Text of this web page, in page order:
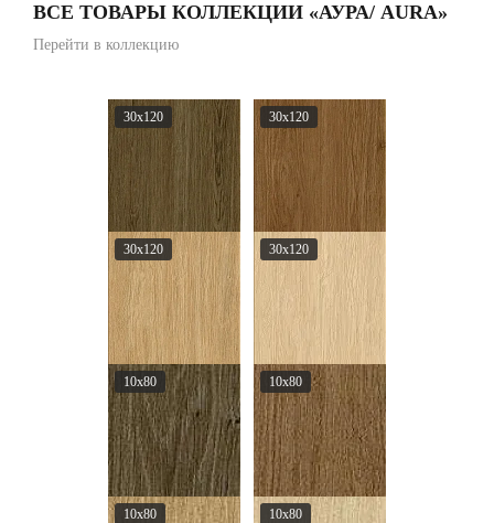
ВСЕ ТОВАРЫ КОЛЛЕКЦИИ «АУРА/ AURA»
Перейти в коллекцию
30x120 30x120
30x120 30x120
10x80 10x80
10x80 10x80